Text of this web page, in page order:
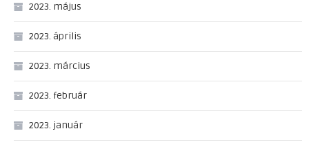
2023. május
2023. április
2023. március
2023. február
2023. január